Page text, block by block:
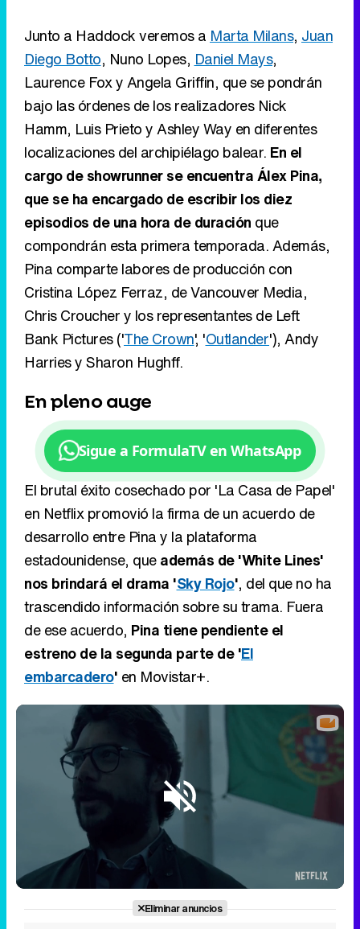
Junto a Haddock veremos a Marta Milans, Juan
Diego Botto, Nuno Lopes, Daniel Mays,
Laurence Fox y Angela Griffin, que se pondrán
bajo las órdenes de los realizadores Nick
Hamm, Luis Prieto y Ashley Way en diferentes
localizaciones del archipiélago balear. En el
cargo de showrunner se encuentra Álex Pina,
que se ha encargado de escribir los diez
episodios de una hora de duración que
compondrán esta primera temporada. Además,
Pina comparte labores de producción con
Cristina López Ferraz, de Vancouver Media,
Chris Croucher y los representantes de Left
Bank Pictures ('The Crown', 'Outlander'), Andy
Harries y Sharon Hughff.
En pleno auge
Sigue a FormulaTV en WhatsApp
El brutal éxito cosechado por 'La Casa de Papel'
en Netflix promovió la firma de un acuerdo de
desarrollo entre Pina y la plataforma
estadounidense, queademás de 'White Lines'
nos brindará el drama 'Sky Rojo', del que no ha
trascendido información sobre su trama. Fuera
de ese acuerdo, Pina tiene pendiente el
estreno de la segunda parte de 'El
embarcadero' en Movistar+.
Unmute /
Loaded
33.56%
Eliminar anuncios